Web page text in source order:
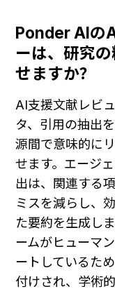
Ponder AIの
ーは、研究
せますか？
AI支援文献レビ
タ、引用の抽出
源間で意味的に
せます。エージ
出は、関連する
ミスを減らし、
た要約を生成し
ームがヒューマ
ートしているた
付けされ、学術